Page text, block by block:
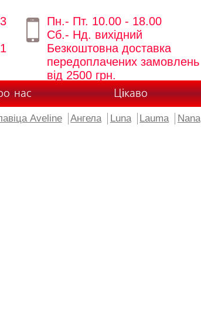
Пн.- Пт. 10.00 - 18.00
Сб.- Нд. вихідний
Безкоштовна доставка
передоплачених замовлень
від 2500 грн.
нас Цікаво
Aveline Ангела Luna Lauma Nana